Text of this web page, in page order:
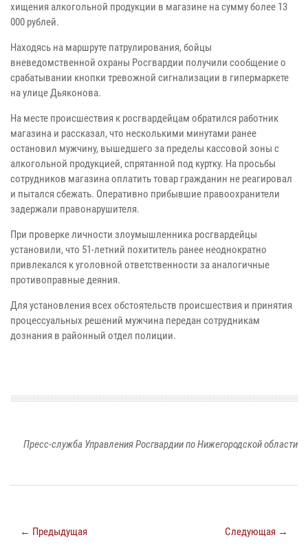
хищения алкогольной продукции в магазине на сумму более 13
000 рублей.
Находясь на маршруте патрулирования, бойцы
вневедомственной охраны Росгвардии получили сообщение о
срабатывании кнопки тревожной сигнализации в гипермаркете
на улице Дьяконова.
На месте происшествия к росгвардейцам обратился работник
магазина и рассказал, что несколькими минутами ранее
остановил мужчину, вышедшего за пределы кассовой зоны с
алкогольной продукцией, спрятанной под куртку. На просьбы
сотрудников магазина оплатить товар гражданин не реагировал
и пытался сбежать. Оперативно прибывшие правоохранители
задержали правонарушителя.
При проверке личности злоумышленника росгвардейцы
установили, что 51-летний похититель ранее неоднократно
привлекался к уголовной ответственности за аналогичные
противоправные деяния.
Для установления всех обстоятельств происшествия и принятия
процессуальных решений мужчина передан сотрудникам
дознания в районный отдел полиции.
Пресс-служба Управления Росгвардии по Нижегородской области
← Предыдущая Следующая →